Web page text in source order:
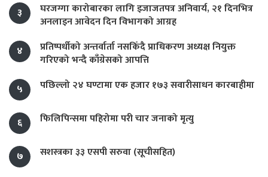
३
घरजग्गा कारोबारका लागि इजाजतपत्र अनिवार्य, २१ दिनभित्र
अनलाइन आवेदन दिन विभागको आग्रह
४
प्रतिष्पर्धीको अन्तर्वार्ता नसकिँदै प्राधिकरण अध्यक्ष नियुक्त
गरिएको भन्दै काँग्रेसको आपत्ति
५
पछिल्लो २४ घण्टामा एक हजार १७३ सवारीसाधन कारबाहीमा
६ फिलिपिन्समा पहिरोमा परी चार जनाको मृत्यु
७ सशस्त्रका ३३ एसपी सरुवा (सूचीसहित)